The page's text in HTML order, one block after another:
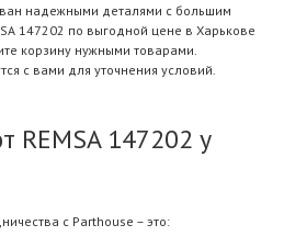
надежными деталями с большим
147202 по выгодной цене в Харькове
корзину нужными товарами.
с вами для уточнения условий.
REMSA 147202 у
с Parthouse – это: